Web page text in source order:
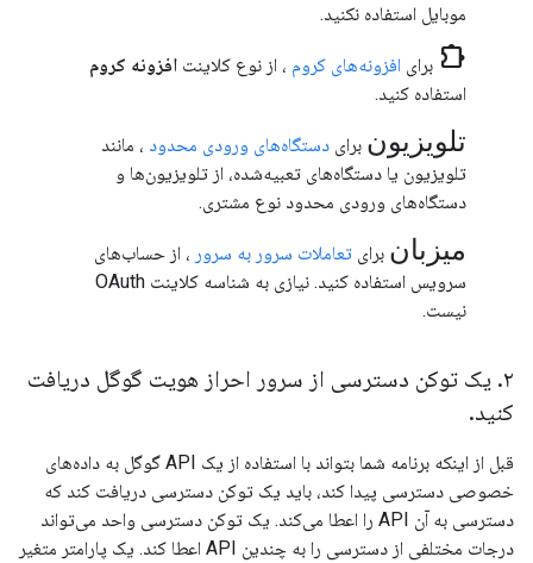
موبایل استفاده نکنید.
chrome_extension برای افزونه‌های کروم ، از نوع کلاینت افزونه کروم
استفاده کنید.
تلویزیون برای دستگاه‌های ورودی محدود ، مانند
تلویزیون یا دستگاه‌های تعبیه‌شده، از تلویزیون‌ها و
دستگاه‌های ورودی محدود نوع مشتری.
میزبان برای تعاملات سرور به سرور ، از حساب‌های
سرویس استفاده کنید. نیازی به شناسه کلاینت OAuth
نیست.
۲. یک توکن دسترسی از سرور احراز هویت گوگل دریافت
کنید.
قبل از اینکه برنامه شما بتواند با استفاده از یک API گوگل به داده‌های
خصوصی دسترسی پیدا کند، باید یک توکن دسترسی دریافت کند که
دسترسی به آن API را اعطا می‌کند. یک توکن دسترسی واحد می‌تواند
درجات مختلفی از دسترسی را به چندین API اعطا کند. یک پارامتر متغیر